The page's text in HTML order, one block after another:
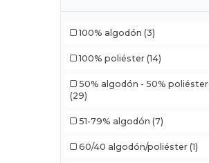
100% algodón (3)
100% poliéster (14)
50% algodón - 50% poliéster
(29)
51-79% algodón (7)
60/40 algodón/poliéster (1)